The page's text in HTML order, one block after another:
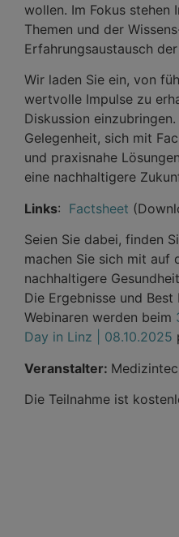
wollen. Im Fokus stehen
Themen und der
Erfahrungsaustausch
Wir laden Sie ein, von
wertvolle Impulse zu
Diskussion
Gelegenheit, sich mit
und praxisnahe
eine nachhaltigere
Links: Factsheet
Seien Sie dabei, finden
machen Sie sich mit auf
nachhaltigere
Die Ergebnisse und
Webinaren werden beim
Day in Linz | 08.10.2025
Veranstalter:
Die Teilnahme ist